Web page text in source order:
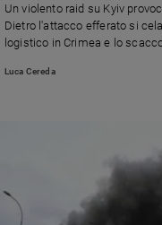
Chiesa
e
Parola
Un violento raid su Kyiv
Dietro l'attacco efferato si
logistico in Crimea e lo
Luca Cereda